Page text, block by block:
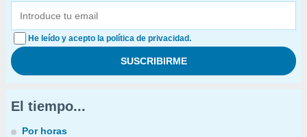
He leído y acepto la política de privacidad.
El tiempo...
Por horas